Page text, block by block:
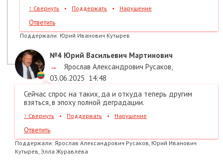
↑ Свернуть • Поддержать • Нарушение
Ответить
Поддержали: Юрий Иванович Кутырев
№4 Юрий Васильевич Мартинович
→
Ярослав Александрович Русаков
03.06.2025 14:48
Сейчас спрос на таких, да и откуда теперь другим
взяться, в эпоху полной деградации.
↑ Свернуть • Поддержать • Нарушение
Ответить
Поддержали: Ярослав Александрович Русаков, Юрий Иванович
Кутырев, Элла Журавлёва